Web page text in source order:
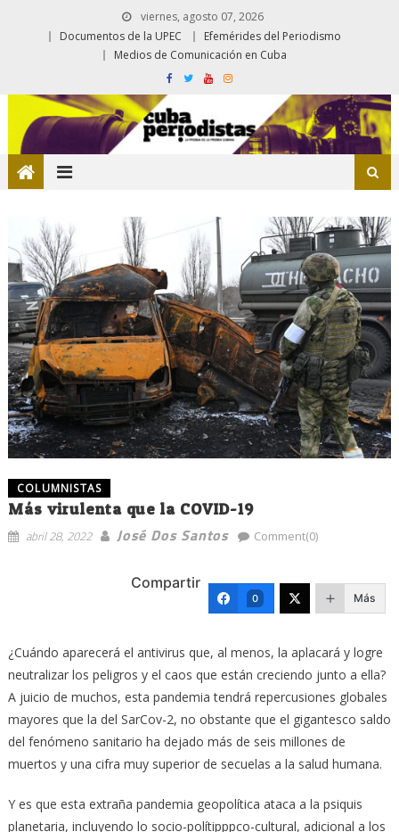
viernes, agosto 07, 2026
Documentos de la UPEC
Efemérides del Periodismo
Medios de Comunicación en Cuba
COLUMNISTAS
Más virulenta que la COVID-19
abril 28, 2022 José Dos Santos Comment(0)
Compartir
0 Más
¿Cuándo aparecerá el antivirus que, al menos, la aplacará y logre
neutralizar los peligros y el caos que están creciendo junto a ella?
A juicio de muchos, esta pandemia tendrá repercusiones globales
mayores que la del SarCov-2, no obstante que el gigantesco saldo
del fenómeno sanitario ha dejado más de seis millones de
muertos y una cifra muy superior de secuelas a la salud humana.
Y es que esta extraña pandemia geopolítica ataca a la psiquis
planetaria, incluyendo lo socio-polítipppco-cultural, adicional a los